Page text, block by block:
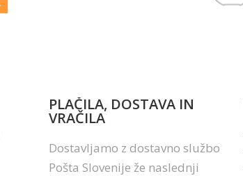
PLAČILA, DOSTAVA IN
VRAČILA
Dostavljamo z dostavno službo
Pošta Slovenije že naslednji